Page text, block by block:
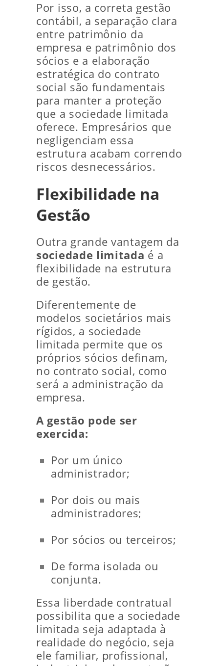
Por isso, a correta gestão
contábil, a separação clara
entre patrimônio da
empresa e patrimônio dos
sócios e a elaboração
estratégica do contrato
social são fundamentais
para manter a proteção
que a sociedade limitada
oferece. Empresários que
negligenciam essa
estrutura acabam correndo
riscos desnecessários.
Flexibilidade na
Gestão
Outra grande vantagem da
sociedade limitada é a
flexibilidade na estrutura
de gestão.
Diferentemente de
modelos societários mais
rígidos, a sociedade
limitada permite que os
próprios sócios definam,
no contrato social, como
será a administração da
empresa.
A gestão pode ser
exercida:
Por um único
administrador;
Por dois ou mais
administradores;
Por sócios ou terceiros;
De forma isolada ou
conjunta.
Essa liberdade contratual
possibilita que a sociedade
limitada seja adaptada à
realidade do negócio, seja
ele familiar, profissional,